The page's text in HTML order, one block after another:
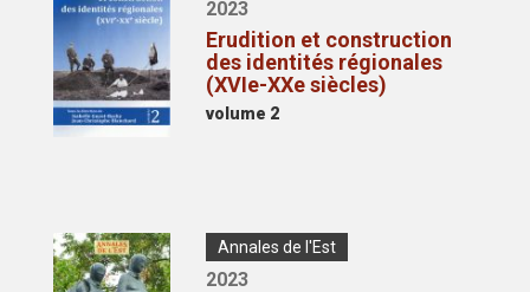
Année
de
publication
2023
Erudition et construction
des identités régionales
(XVIe-XXe siècles)
Volume
volume 2
Couverture/pochette
Type
de
Annales de l'Est
Année
2023